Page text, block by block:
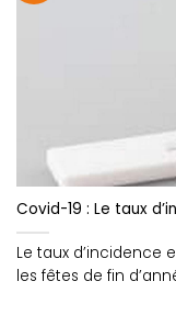
Covid-19 : Le taux
Le taux d’incidence
les fêtes de fin